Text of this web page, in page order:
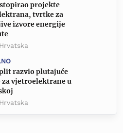
projekte
tvrtke za
izvore energije
razvio plutajuće
za vjetroelektrane u